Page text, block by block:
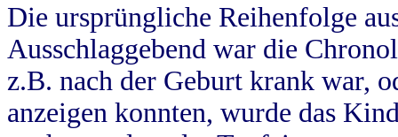
Die ursprüngliche Reihenfolge
Ausschlaggebend war die
z.B. nach der Geburt krank war,
anzeigen konnten, wurde das